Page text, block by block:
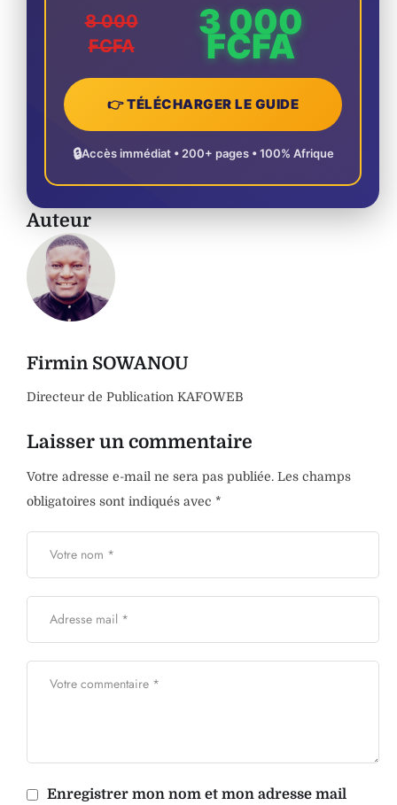
8 000
FCFA
3 000
FCFA
👉 TÉLÉCHARGER LE GUIDE
🔒Accès immédiat • 200+ pages • 100% Afrique
Auteur
Firmin SOWANOU
Directeur de Publication KAFOWEB
Laisser un commentaire
Votre adresse e-mail ne sera pas publiée. Les champs
obligatoires sont indiqués avec *
Enregistrer mon nom et mon adresse mail